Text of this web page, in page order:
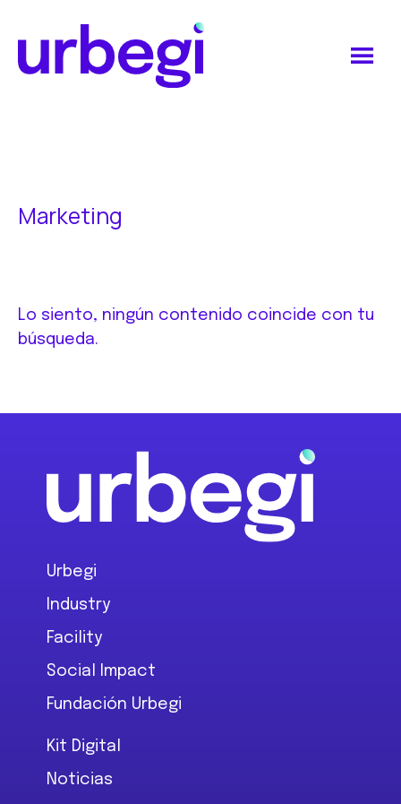
contenido
pie
Marketing
Lo siento, ningún contenido coincide con tu
búsqueda.
Footer
Urbegi
Industry
Facility
Social Impact
Fundación Urbegi
Kit Digital
Noticias